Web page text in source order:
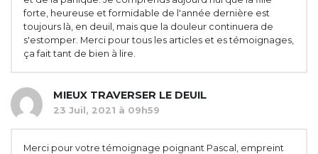
forte, heureuse et formidable de l'année dernière est
toujours là, en deuil, mais que la douleur continuera de
s'estomper. Merci pour tous les articles et es témoignages,
ça fait tant de bien à lire.
MIEUX TRAVERSER LE DEUIL
23 Juil, 2021 à 09h59
Merci pour votre témoignage poignant Pascal, empreint